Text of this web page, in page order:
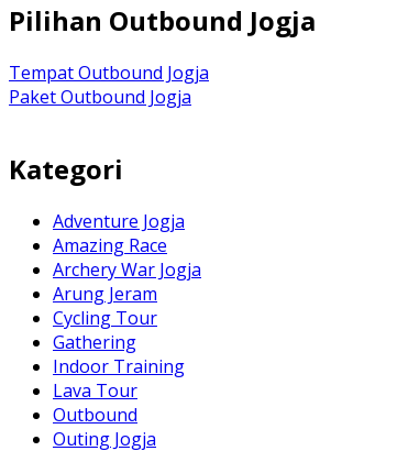
Pilihan Outbound Jogja
Tempat Outbound Jogja
Paket Outbound Jogja
Kategori
Adventure Jogja
Amazing Race
Archery War Jogja
Arung Jeram
Cycling Tour
Gathering
Indoor Training
Lava Tour
Outbound
Outing Jogja